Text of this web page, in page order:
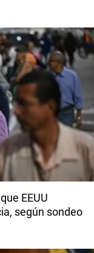
EEUU
según sondeo